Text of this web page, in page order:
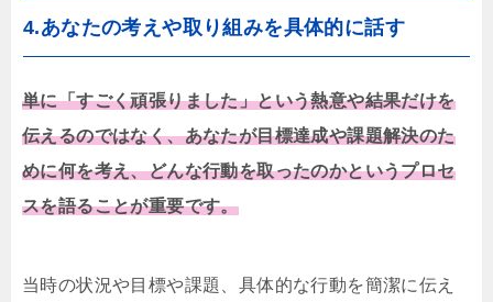
4.あなたの考えや取り組みを具体的に話す
単に「すごく頑張りました」という熱意や結果だけを
伝えるのではなく、あなたが目標達成や課題解決のた
めに何を考え、どんな行動を取ったのかというプロセ
スを語ることが重要です。
当時の状況や目標や課題、具体的な行動を簡潔に伝え